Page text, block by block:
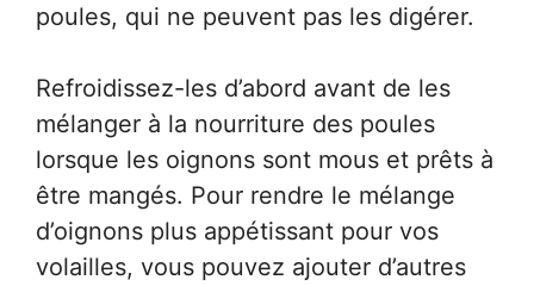
poules, qui ne peuvent pas les digérer.
Refroidissez-les d’abord avant de les
mélanger à la nourriture des poules
lorsque les oignons sont mous et prêts à
être mangés. Pour rendre le mélange
d’oignons plus appétissant pour vos
volailles, vous pouvez ajouter d’autres